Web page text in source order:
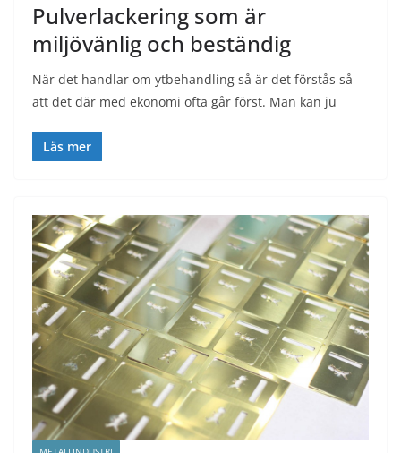
Pulverlackering som är
miljövänlig och beständig
När det handlar om ytbehandling så är det förstås så
att det där med ekonomi ofta går först. Man kan ju
Läs mer